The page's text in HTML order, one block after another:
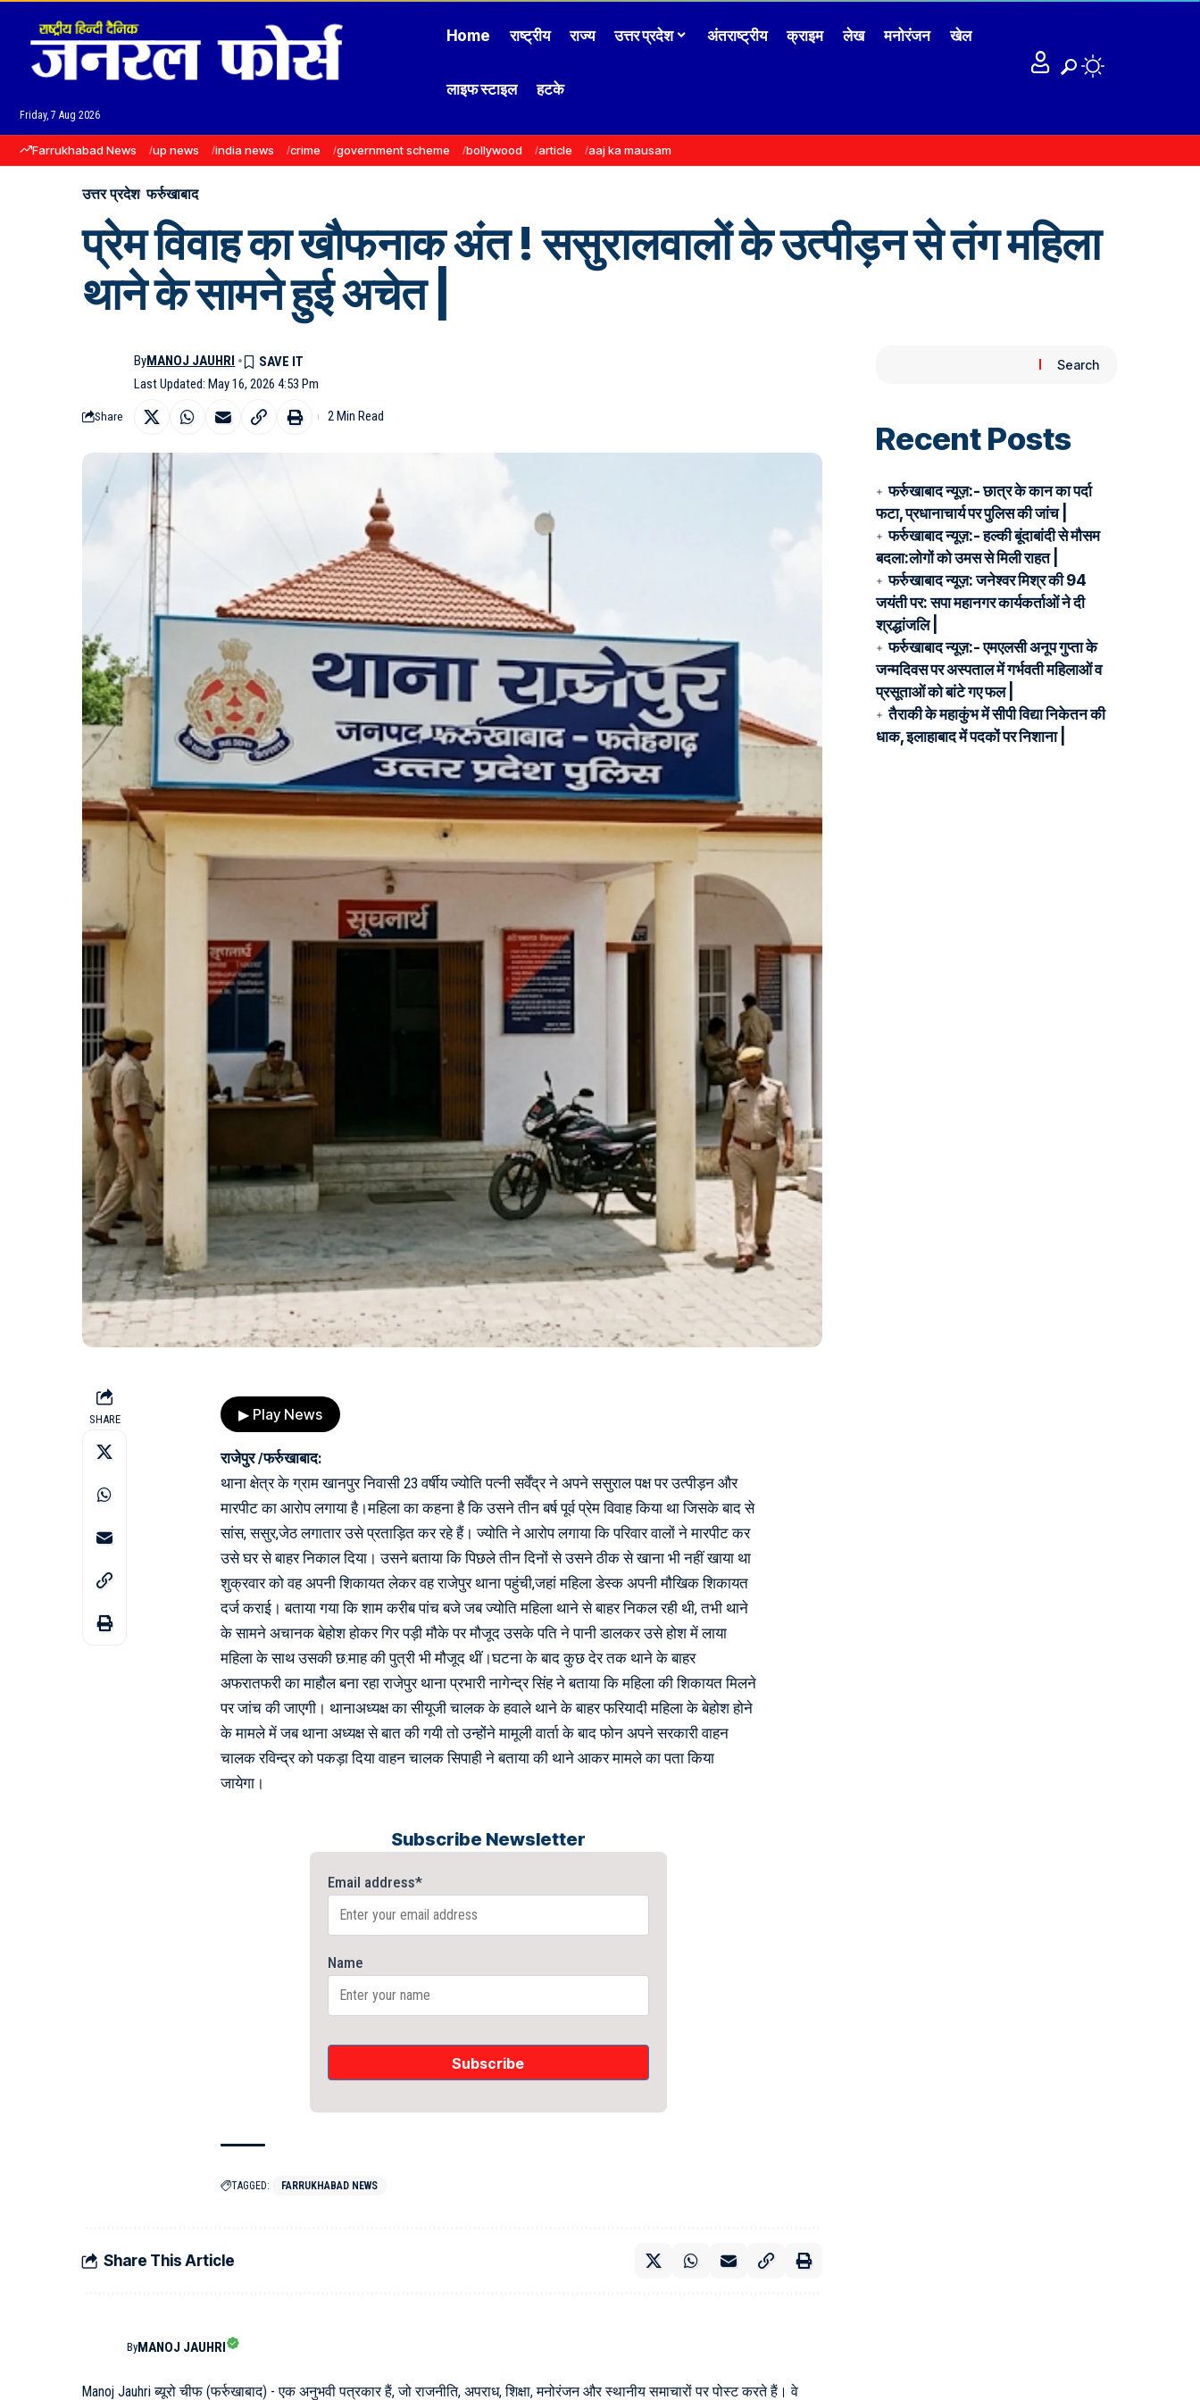
Friday, 7 Aug 2026
Home राष्ट्रीय राज्य उत्तर प्रदेश अंतराष्ट्रीय क्राइम लेख मनोरंजन खेल
लाइफ स्टाइल हटके
Farrukhabad News up news india news crime government scheme bollywood article aaj ka mausam
उत्तर प्रदेश फर्रुखाबाद
प्रेम विवाह का खौफनाक अंत ! ससुरालवालों के उत्पीड़न से तंग महिला
थाने के सामने हुई अचेत |
Last Updated: May 16, 2026 4:53 Pm
ByMANOJ JAUHRI
Share 2 Min Read
SHARE ▶ Play News
राजेपुर /फर्रुखाबाद:
थाना क्षेत्र के ग्राम खानपुर निवासी 23 वर्षीय ज्योति पत्नी सर्वेंद्र ने अपने ससुराल पक्ष पर उत्पीड़न और
मारपीट का आरोप लगाया है।महिला का कहना है कि उसने तीन बर्ष पूर्व प्रेम विवाह किया था जिसके बाद से
सांस, ससुर,जेठ लगातार उसे प्रताड़ित कर रहे हैं। ज्योति ने आरोप लगाया कि परिवार वालों ने मारपीट कर
उसे घर से बाहर निकाल दिया। उसने बताया कि पिछले तीन दिनों से उसने ठीक से खाना भी नहीं खाया था
शुक्रवार को वह अपनी शिकायत लेकर वह राजेपुर थाना पहुंची,जहां महिला डेस्क अपनी मौखिक शिकायत
दर्ज कराई। बताया गया कि शाम करीब पांच बजे जब ज्योति महिला थाने से बाहर निकल रही थी, तभी थाने
के सामने अचानक बेहोश होकर गिर पड़ी मौके पर मौजूद उसके पति ने पानी डालकर उसे होश में लाया
महिला के साथ उसकी छ:माह की पुत्री भी मौजूद थीं।घटना के बाद कुछ देर तक थाने के बाहर
अफरातफरी का माहौल बना रहा राजेपुर थाना प्रभारी नागेन्द्र सिंह ने बताया कि महिला की शिकायत मिलने
पर जांच की जाएगी। थानाअध्यक्ष का सीयूजी चालक के हवाले थाने के बाहर फरियादी महिला के बेहोश होने
के मामले में जब थाना अध्यक्ष से बात की गयी तो उन्होंने मामूली वार्ता के बाद फोन अपने सरकारी वाहन
चालक रविन्द्र को पकड़ा दिया वाहन चालक सिपाही ने बताया की थाने आकर मामले का पता किया
जायेगा।
Subscribe Newsletter
Email address*
Name
TAGGED: FARRUKHABAD NEWS
Share This Article
ByMANOJ JAUHRI
Manoj Jauhri ब्यूरो चीफ (फर्रुखाबाद) - एक अनुभवी पत्रकार हैं, जो राजनीति, अपराध, शिक्षा, मनोरंजन और स्थानीय समाचारों पर पोस्ट करते हैं। वे
Search
Recent Posts
फर्रुखाबाद न्यूज़:- छात्र के कान का पर्दा
फटा, प्रधानाचार्य पर पुलिस की जांच |
फर्रुखाबाद न्यूज़:- हल्की बूंदाबांदी से मौसम
बदला:लोगों को उमस से मिली राहत |
फर्रुखाबाद न्यूज़: जनेश्वर मिश्र की 94
जयंती पर: सपा महानगर कार्यकर्ताओं ने दी
श्रद्धांजलि |
फर्रुखाबाद न्यूज़:- एमएलसी अनूप गुप्ता के
जन्मदिवस पर अस्पताल में गर्भवती महिलाओं व
प्रसूताओं को बांटे गए फल |
तैराकी के महाकुंभ में सीपी विद्या निकेतन की
धाक, इलाहाबाद में पदकों पर निशाना |